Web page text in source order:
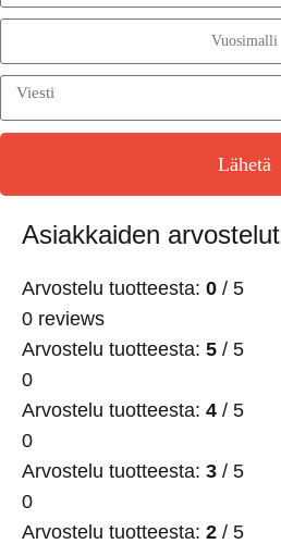
Lähetä
Asiakkaiden arvostelut
Arvostelu tuotteesta: 0 / 5
0 reviews
Arvostelu tuotteesta: 5 / 5
0
Arvostelu tuotteesta: 4 / 5
0
Arvostelu tuotteesta: 3 / 5
0
Arvostelu tuotteesta: 2 / 5